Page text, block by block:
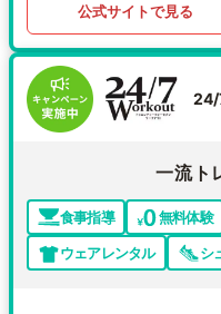
公式サイトで見る
24/
一流ト
食事指導 無料体験
ウェアレンタル
シ